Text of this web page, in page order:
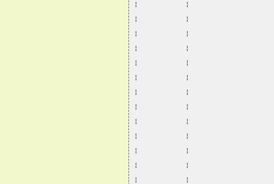
¦           ¦
¦           ¦
¦           ¦
¦           ¦
¦           ¦
¦           ¦
¦           ¦
¦           ¦
¦           ¦
¦           ¦
¦           ¦
¦           ¦
¦           ¦